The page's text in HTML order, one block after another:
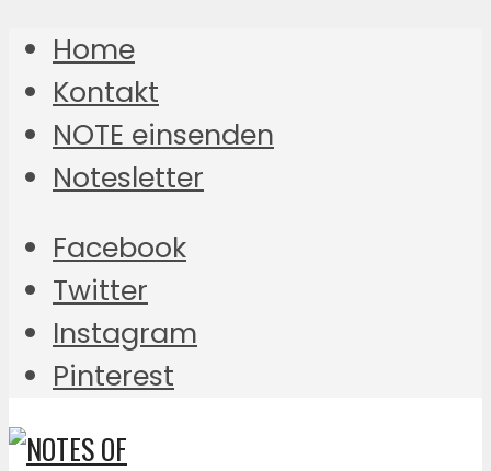
Home
Kontakt
NOTE einsenden
Notesletter
Facebook
Twitter
Instagram
Pinterest